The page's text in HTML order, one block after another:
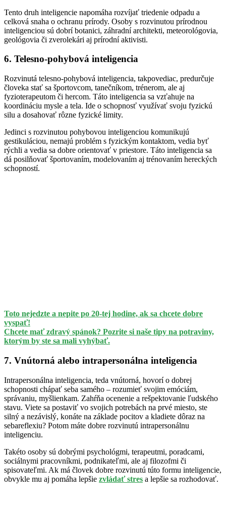
Tento druh inteligencie napomáha rozvíjať triedenie odpadu a
celková snaha o ochranu prírody. Osoby s rozvinutou prírodnou
inteligenciou sú dobrí botanici, záhradní architekti, meteorológovia,
geológovia či zverolekári aj prírodní aktivisti.
6. Telesno-pohybová inteligencia
Rozvinutá telesno-pohybová inteligencia, takpovediac, predurčuje
človeka stať sa športovcom, tanečníkom, trénerom, ale aj
fyzioterapeutom či hercom. Táto inteligencia sa vzťahuje na
koordináciu mysle a tela. Ide o schopnosť využívať svoju fyzickú
silu a dosahovať rôzne fyzické limity.
Jedinci s rozvinutou pohybovou inteligenciou komunikujú
gestikuláciou, nemajú problém s fyzickým kontaktom, vedia byť
rýchli a vedia sa dobre orientovať v priestore. Táto inteligencia sa
dá posilňovať športovaním, modelovaním aj trénovaním hereckých
schopností.
Toto nejedzte a nepite po 20-tej hodine, ak sa chcete dobre
vyspať!
Chcete mať zdravý spánok? Pozrite si naše tipy na potraviny,
ktorým by ste sa mali vyhýbať.
7. Vnútorná alebo intrapersonálna inteligencia
Intrapersonálna inteligencia, teda vnútorná, hovorí o dobrej
schopnosti chápať seba samého – rozumieť svojim emóciám,
správaniu, myšlienkam. Zahŕňa ocenenie a rešpektovanie ľudského
stavu. Viete sa postaviť vo svojich potrebách na prvé miesto, ste
silný a nezávislý, konáte na základe pocitov a kladiete dôraz na
sebareflexiu? Potom máte dobre rozvinutú intrapersonálnu
inteligenciu.
Takéto osoby sú dobrými psychológmi, terapeutmi, poradcami,
sociálnymi pracovníkmi, podnikateľmi, ale aj filozofmi či
spisovateľmi. Ak má človek dobre rozvinutú túto formu inteligencie,
obvykle mu aj pomáha lepšie zvládať stres a lepšie sa rozhodovať.